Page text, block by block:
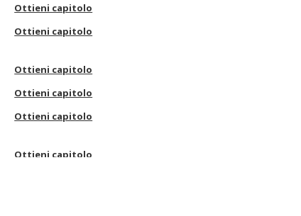
Ottieni capitolo
Ottieni capitolo
Ottieni capitolo
Ottieni capitolo
Ottieni capitolo
Ottieni capitolo